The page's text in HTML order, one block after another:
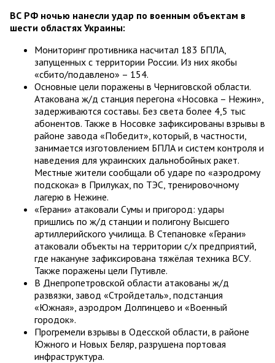
ВС РФ ночью нанесли удар по военным объектам в
шести областях Украины:
Мониторинг противника насчитал 183 БПЛА,
запущенных с территории России. Из них якобы
«сбито/подавлено» – 154.
Основные цели поражены в Черниговской области.
Атакована ж/д станция перегона «Носовка – Нежин»,
задерживаются составы. Без света более 4,5 тыс
абонентов. Также в Носовке зафиксированы взрывы в
районе завода «Победит», который, в частности,
занимается изготовлением БПЛА и систем контроля и
наведения для украинских дальнобойных ракет.
Местные жители сообщали об ударе по «аэродрому
подскока» в Прилуках, по ТЭС, тренировочному
лагерю в Нежине.
«Герани» атаковали Сумы и пригород: удары
пришлись по ж/д станции и полигону Высшего
артиллерийского училища. В Степановке «Герани»
атаковали объекты на территории с/х предприятий,
где накануне зафиксирована тяжёлая техника ВСУ.
Также поражены цели Путивле.
В Днепропетровской области атакованы ж/д
развязки, завод «Стройдеталь», подстанция
«Южная», аэродром Долгинцево и «Военный
городок».
Прогремели взрывы в Одесской области, в районе
Южного и Новых Беляр, разрушена портовая
инфраструктура.